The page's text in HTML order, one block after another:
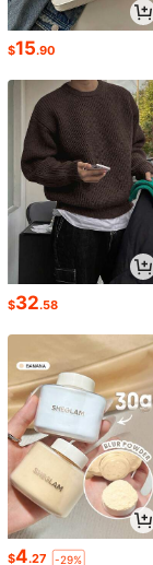
$15.90
$32.58
$4.27 -29%